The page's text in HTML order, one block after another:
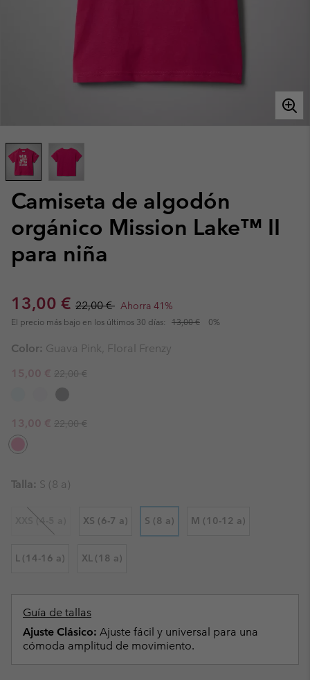
Camiseta de algodón
orgánico Mission Lake™ II
para niña
Sale price:
13,00 € Regular price:
22,00 € Ahorra 41%
El precio más bajo en los últimos 30 días: 13,00 € 0%
Color: Guava Pink, Floral Frenzy
Sale price:
15,00 € Regular price:
22,00 €
Sale price:
13,00 € Regular price:
22,00 €
Talla: S (8 a)
XXS (4-5 a) XS (6-7 a) S (8 a) M (10-12 a)
L (14-16 a) XL (18 a)
Guía de tallas
Ajuste Clásico: Ajuste fácil y universal para una
cómoda amplitud de movimiento.